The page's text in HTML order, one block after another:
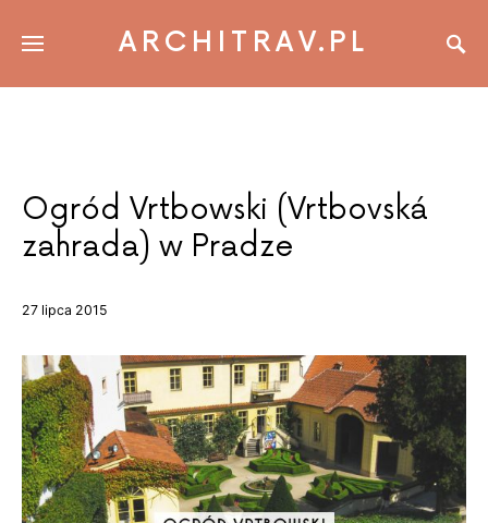
ARCHITRAV.PL
Ogród Vrtbowski (Vrtbovská
zahrada) w Pradze
27 lipca 2015